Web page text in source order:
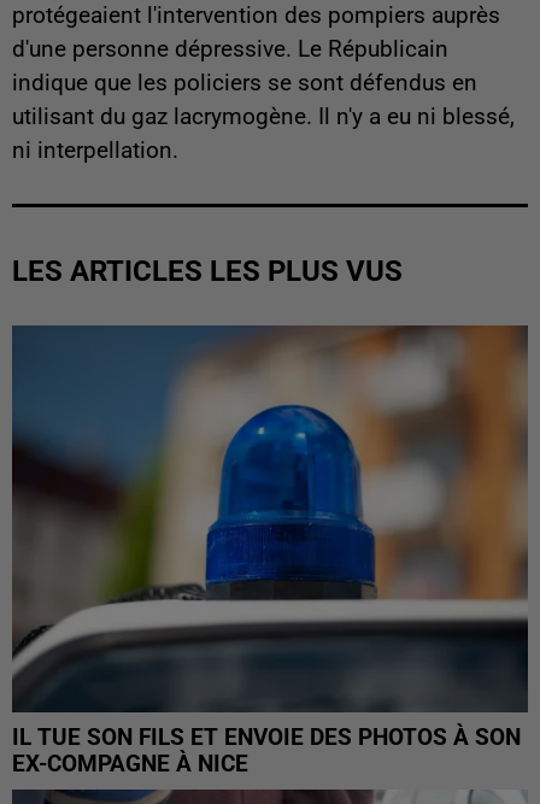
protégeaient l'intervention des pompiers auprès
d'une personne dépressive. Le Républicain
indique que les policiers se sont défendus en
utilisant du gaz lacrymogène. Il n'y a eu ni blessé,
ni interpellation.
LES ARTICLES LES PLUS VUS
IL TUE SON FILS ET ENVOIE DES PHOTOS À SON
EX-COMPAGNE À NICE